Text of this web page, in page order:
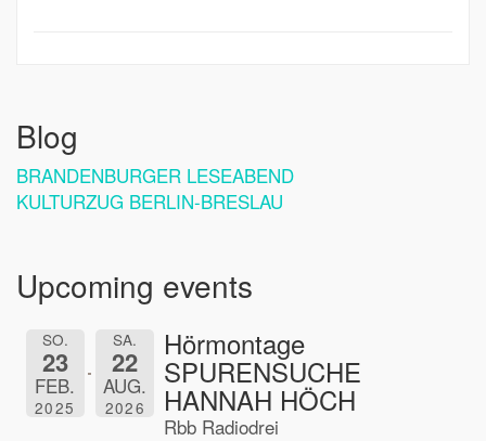
Blog
BRANDENBURGER LESEABEND
KULTURZUG BERLIN-BRESLAU
Upcoming events
SO.
23
FEB.
2025
SA.
22
AUG.
2026
Hörmontage
SPURENSUCHE
HANNAH HÖCH
Rbb Radiodrei